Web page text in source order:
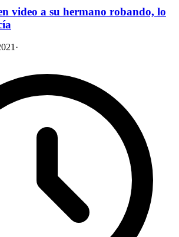
video a su hermano robando, lo
·